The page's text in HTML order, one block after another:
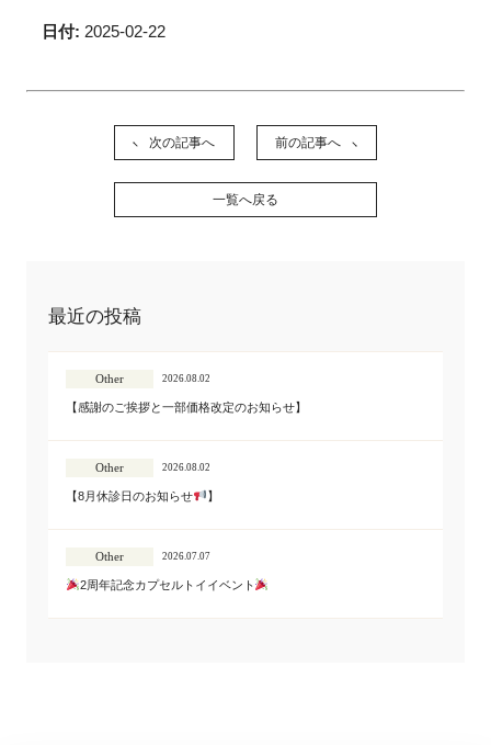
日付: 2025-02-22
次の記事へ 前の記事へ
一覧へ戻る
最近の投稿
2026.08.02
Other
【感謝のご挨拶と一部価格改定のお知らせ】
2026.08.02
Other
【8月休診日のお知らせ 】
2026.07.07
Other
2周年記念カプセルトイイベント